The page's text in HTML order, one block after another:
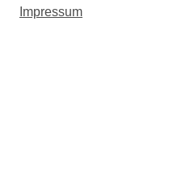
Impressum